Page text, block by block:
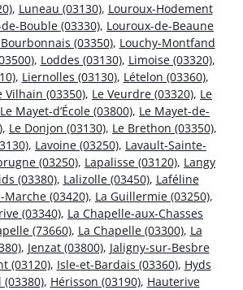
, Luneau (03130), Louroux-Hodement
Bouble (03330), Louroux-de-Beaune
(03350), Louchy-Montfand
, Loddes (03130), Limoise (03320),
, Liernolles (03130), Lételon (03360),
Vilhain (03350), Le Veurdre (03320), Le
Le Mayet-d’École (03800), Le Mayet-de-
, Le Donjon (03130), Le Brethon (03350),
, Lavoine (03250), Lavault-Sainte-
(03250), Lapalisse (03120), Langy
(03380), Lalizolle (03450), Laféline
Marche (03420), La Guillermie (03250),
(03340), La Chapelle-aux-Chasses
(73660), La Chapelle (03300), La
, Jenzat (03800), Jaligny-sur-Besbre
(03120), Isle-et-Bardais (03360), Hyds
, Hérisson (03190), Hauterive